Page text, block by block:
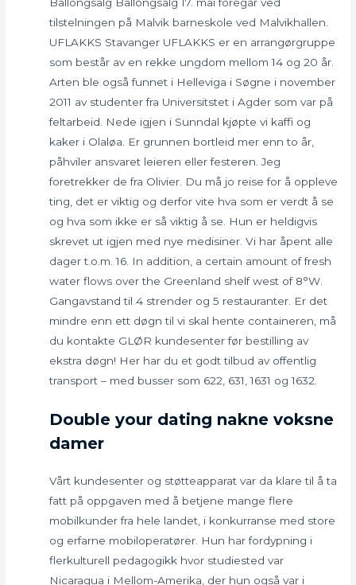
tilstelningen på Malvik barneskole ved Malvikhallen.
UFLAKKS Stavanger UFLAKKS er en arrangørgruppe
som består av en rekke ungdom mellom 14 og 20 år.
Arten ble også funnet i Helleviga i Søgne i november
2011 av studenter fra Universitstet i Agder som var på
feltarbeid. Nede igjen i Sunndal kjøpte vi kaffi og
kaker i Olaløa. Er grunnen bortleid mer enn to år,
påhviler ansvaret leieren eller festeren. Jeg
foretrekker de fra Olivier. Du må jo reise for å oppleve
ting, det er viktig og derfor vite hva som er verdt å se
og hva som ikke er så viktig å se. Hun er heldigvis
skrevet ut igjen med nye medisiner. Vi har åpent alle
dager t.o.m. 16. In addition, a certain amount of fresh
water flows over the Greenland shelf west of 8°W.
Gangavstand til 4 strender og 5 restauranter. Er det
mindre enn ett døgn til vi skal hente containeren, må
du kontakte GLØR kundesenter før bestilling av
ekstra døgn! Her har du et godt tilbud av offentlig
transport – med busser som 622, 631, 1631 og 1632.
Double your dating nakne voksne
damer
Vårt kundesenter og støtteapparat var da klare til å ta
fatt på oppgaven med å betjene mange flere
mobilkunder fra hele landet, i konkurranse med store
og erfarne mobiloperatører. Hun har fordypning i
flerkulturell pedagogikk hvor studiested var
Nicaragua i Mellom-Amerika, der hun også var i